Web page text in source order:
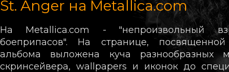
St. Anger на Metallica.com
На Metallica.com - "непроизвольный
боеприпасов". На странице,
альбома выложена куча разнообразных
скринсейвера, wallpapers и иконок до